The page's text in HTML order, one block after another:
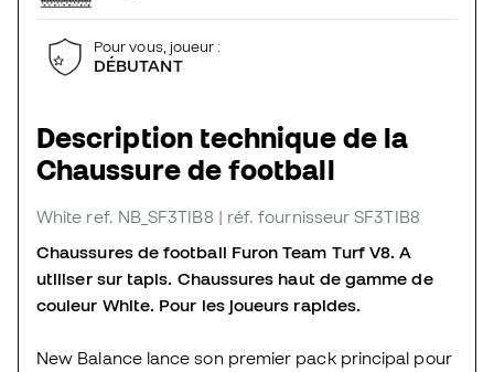
Pour vous, joueur :
DÉBUTANT
Description technique de la
Chaussure de football
White ref. NB_SF3TIB8 | réf. fournisseur SF3TIB8
Chaussures de football Furon Team Turf V8. A
utiliser sur tapis. Chaussures haut de gamme de
couleur White. Pour les joueurs rapides.
New Balance lance son premier pack principal pour